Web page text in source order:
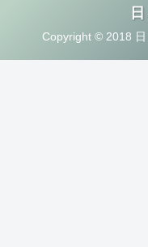
Copyright © 2018